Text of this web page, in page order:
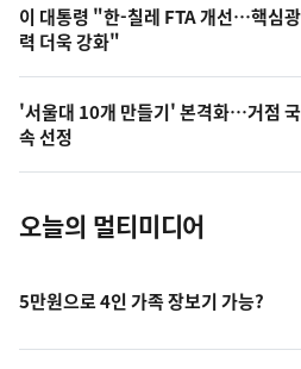
오
늘
의
사
진
이 대통령 "한-칠레 FTA 개선…핵심
력 더욱 강화"
'서울대 10개 만들기' 본격화…거점
속 선정
오늘의 멀티미디어
5만원으로 4인 가족 장보기 가능?